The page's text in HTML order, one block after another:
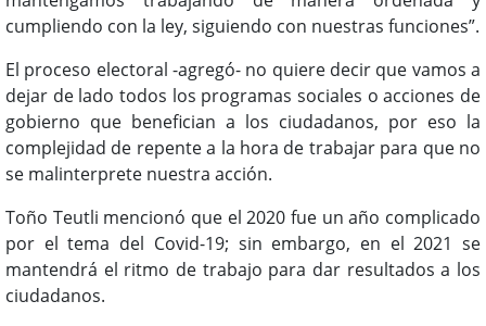
cumpliendo con la ley, siguiendo con nuestras funciones”.
El proceso electoral -agregó- no quiere decir que vamos a
dejar de lado todos los programas sociales o acciones de
gobierno que benefician a los ciudadanos, por eso la
complejidad de repente a la hora de trabajar para que no
se malinterprete nuestra acción.
Toño Teutli mencionó que el 2020 fue un año complicado
por el tema del Covid-19; sin embargo, en el 2021 se
mantendrá el ritmo de trabajo para dar resultados a los
ciudadanos.